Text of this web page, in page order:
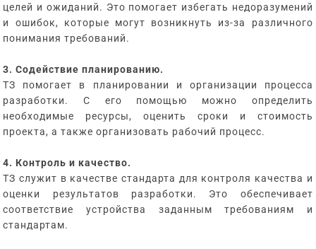
целей и ожиданий. Это помогает избегать недоразумений
и ошибок, которые могут возникнуть из-за различного
понимания требований.
3. Содействие планированию.
ТЗ помогает в планировании и организации процесса
разработки. С его помощью можно определить
необходимые ресурсы, оценить сроки и стоимость
проекта, а также организовать рабочий процесс.
4. Контроль и качество.
ТЗ служит в качестве стандарта для контроля качества и
оценки результатов разработки. Это обеспечивает
соответствие устройства заданным требованиям и
стандартам.